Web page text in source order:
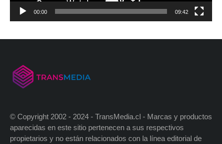
00:00 09:42
© Copyright 2002 - 2024 - TransMedia.cl - Marcas y productos
aparecidas en este sitio pertenecen a sus respectivos
propietarios y no están relacionados con la línea editorial de